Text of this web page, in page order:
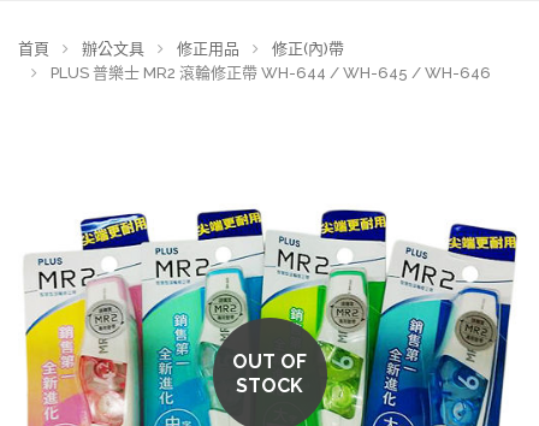
首頁 辦公文具 修正用品
修正(內)帶
PLUS 普樂士 MR2 滾輪修正帶 WH-644 / WH-645 / WH-646
OUT OF
STOCK